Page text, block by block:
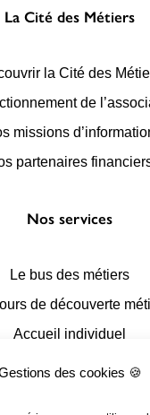
des cookies 🍪
La Cité des Métiers
la Cité des
de
missions
partenaires
Nos services
Le bus des métiers
de découverte
Accueil individuel
en conseil